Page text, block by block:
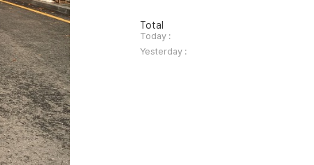
방
문
자
수
Total
Today :
Yesterday :